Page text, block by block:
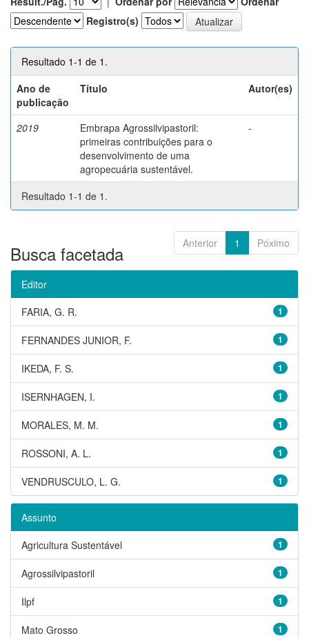
Registro(s)
Resultado 1-1 de 1.
Ano de
publicação
Título Autor(es)
2019
Embrapa Agrossilvipastoril:
primeiras contribuições para o
desenvolvimento de uma
agropecuária sustentável.
-
Resultado 1-1 de 1.
Anterior 1 Póximo
Busca facetada
Editor
1
FARIA, G. R.
1
FERNANDES JUNIOR, F.
1
IKEDA, F. S.
1
ISERNHAGEN, I.
1
MORALES, M. M.
1
ROSSONI, A. L.
1
VENDRUSCULO, L. G.
Assunto
1
Agricultura Sustentável
1
Agrossilvipastoril
1
Ilpf
1
Mato Grosso